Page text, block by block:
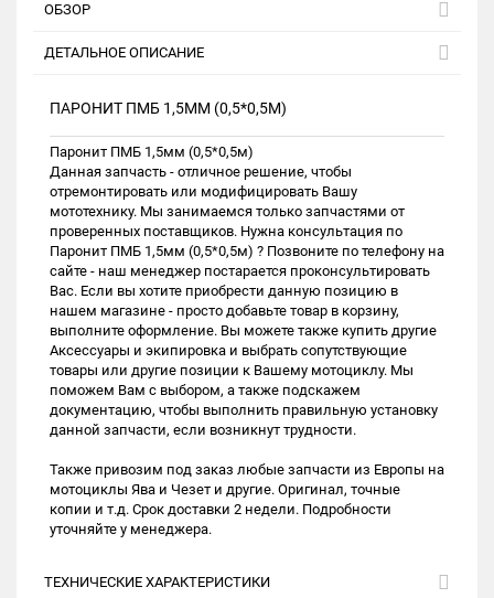
ОБЗОР
ДЕТАЛЬНОЕ ОПИСАНИЕ
ПАРОНИТ ПМБ 1,5ММ (0,5*0,5М)
Паронит ПМБ 1,5мм (0,5*0,5м)
Данная запчасть - отличное решение, чтобы
отремонтировать или модифицировать Вашу
мототехнику. Мы занимаемся только запчастями от
проверенных поставщиков. Нужна консультация по
Паронит ПМБ 1,5мм (0,5*0,5м) ? Позвоните по телефону на
сайте - наш менеджер постарается проконсультировать
Вас. Если вы хотите приобрести данную позицию в
нашем магазине - просто добавьте товар в корзину,
выполните оформление. Вы можете также купить другие
Аксессуары и экипировка и выбрать сопутствующие
товары или другие позиции к Вашему мотоциклу. Мы
поможем Вам с выбором, а также подскажем
документацию, чтобы выполнить правильную установку
данной запчасти, если возникнут трудности.
Также привозим под заказ любые запчасти из Европы на
мотоциклы Ява и Чезет и другие. Оригинал, точные
копии и т.д. Срок доставки 2 недели. Подробности
уточняйте у менеджера.
ТЕХНИЧЕСКИЕ ХАРАКТЕРИСТИКИ